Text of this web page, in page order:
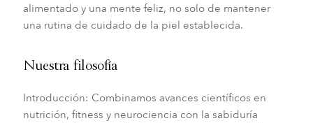
alimentado y una mente feliz, no solo de mantener
una rutina de cuidado de la piel establecida.
Nuestra filosofía
Introducción: Combinamos avances científicos en
nutrición, fitness y neurociencia con la sabiduría